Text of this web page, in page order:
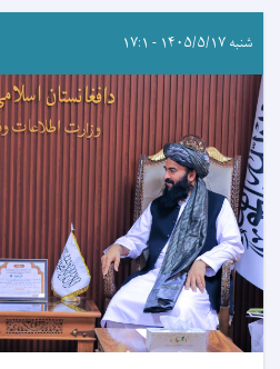
شنبه ۱۴۰۵/۵/۱۷ - ۱۷:۱